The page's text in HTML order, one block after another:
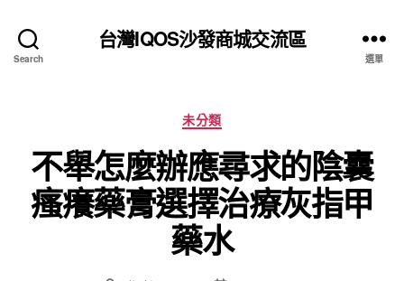
Search
台灣IQOS沙發商城交流區
選單
分
類
未分類
不舉怎麼辦應尋求的陰囊
瘙癢藥膏選擇治療灰指甲
藥水